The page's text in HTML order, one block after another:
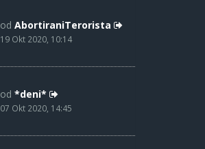
od AbortiraniTerorista
19 Okt 2020, 10:14
od *deni*
07 Okt 2020, 14:45